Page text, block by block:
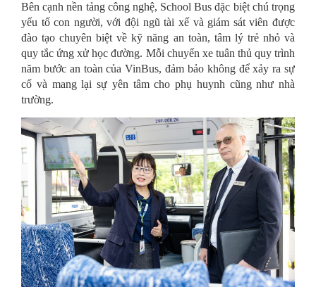
Bên cạnh nền tảng công nghệ, School Bus đặc biệt chú trọng
yếu tố con người, với đội ngũ tài xế và giám sát viên được
đào tạo chuyên biệt về kỹ năng an toàn, tâm lý trẻ nhỏ và
quy tắc ứng xử học đường. Mỗi chuyến xe tuân thủ quy trình
năm bước an toàn của VinBus, đảm bảo không để xảy ra sự
cố và mang lại sự yên tâm cho phụ huynh cũng như nhà
trường.